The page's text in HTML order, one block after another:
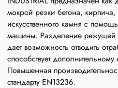
мокрой резки бетона, кирпича,
искусственного камня с
машины. Разделение режущей
дает возможность отводить
способствует
Повышенная
стандарту EN13236.